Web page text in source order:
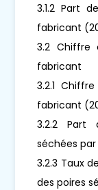
3.1.2 Part
fabricant
3.2 Chiffre
fabricant
3.2.1
fabricant
3.2.2 Part
séchées
3.2.3 Taux
des poires